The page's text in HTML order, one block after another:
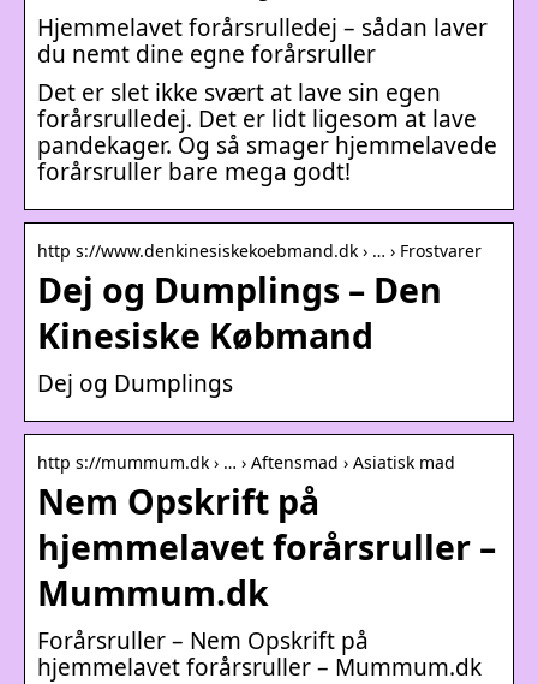
Hjemmelavet forårsrulledej – sådan laver
du nemt dine egne forårsruller
Det er slet ikke svært at lave sin egen
forårsrulledej. Det er lidt ligesom at lave
pandekager. Og så smager hjemmelavede
forårsruller bare mega godt!
http s://www.denkinesiskekoebmand.dk › … › Frostvarer
Dej og Dumplings – Den
Kinesiske Købmand
Dej og Dumplings
http s://mummum.dk › … › Aftensmad › Asiatisk mad
Nem Opskrift på
hjemmelavet forårsruller –
Mummum.dk
Forårsruller – Nem Opskrift på
hjemmelavet forårsruller – Mummum.dk